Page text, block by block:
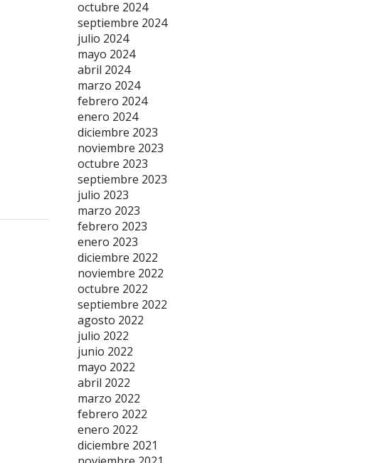
octubre 2024
septiembre 2024
julio 2024
mayo 2024
abril 2024
marzo 2024
febrero 2024
enero 2024
diciembre 2023
noviembre 2023
octubre 2023
septiembre 2023
julio 2023
marzo 2023
febrero 2023
enero 2023
diciembre 2022
noviembre 2022
octubre 2022
septiembre 2022
agosto 2022
julio 2022
junio 2022
mayo 2022
abril 2022
marzo 2022
febrero 2022
enero 2022
diciembre 2021